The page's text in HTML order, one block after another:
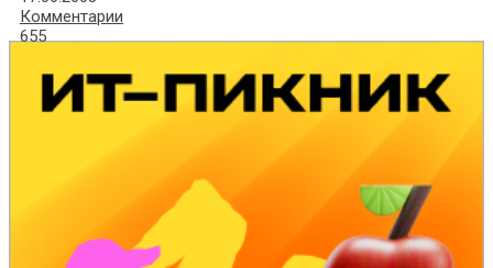
Комментарии
655